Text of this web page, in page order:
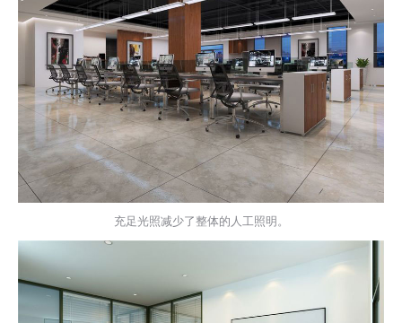
充足光照减少了整体的人工照明。